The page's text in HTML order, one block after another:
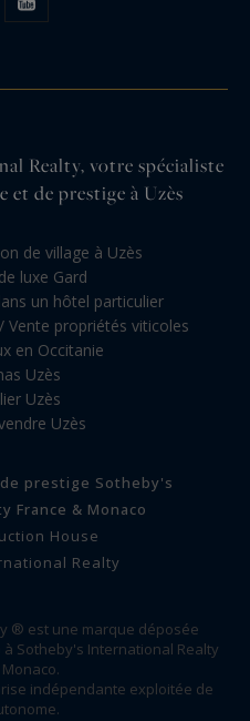
Realty, votre spécialiste
et de prestige à Uzès
de village à Uzès
luxe Gard
un hôtel particulier
Vente propriétés viticoles
en Occitanie
Uzès
Uzès
Uzès
prestige Sotheby's
France & Monaco
House
Realty
® est une marque déposée
Sotheby's International Realty
indépendante exploitée de